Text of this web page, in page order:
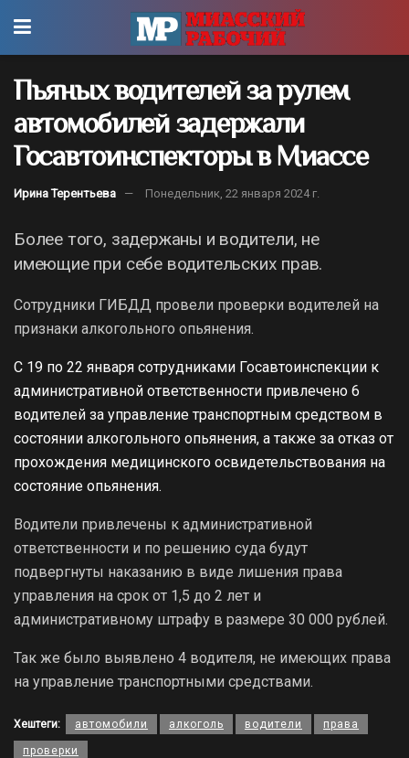
Пьяных водителей за рулем
автомобилей задержали
Госавтоинспекторы в Миассе
Ирина Терентьева Понедельник, 22 января 2024 г.
Более того, задержаны и водители, не
имеющие при себе водительских прав.
Сотрудники ГИБДД провели проверки водителей на
признаки алкогольного опьянения.
С 19 по 22 января сотрудниками Госавтоинспекции к
административной ответственности привлечено 6
водителей за управление транспортным средством в
состоянии алкогольного опьянения, а также за отказ от
прохождения медицинского освидетельствования на
состояние опьянения.
Водители привлечены к административной
ответственности и по решению суда будут
подвергнуты наказанию в виде лишения права
управления на срок от 1,5 до 2 лет и
административному штрафу в размере 30 000 рублей.
Так же было выявлено 4 водителя, не имеющих права
на управление транспортными средствами.
Хештеги: автомобили алкоголь водители права
проверки